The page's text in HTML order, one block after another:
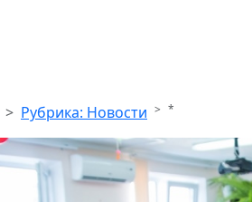
Рубрика: Новости *